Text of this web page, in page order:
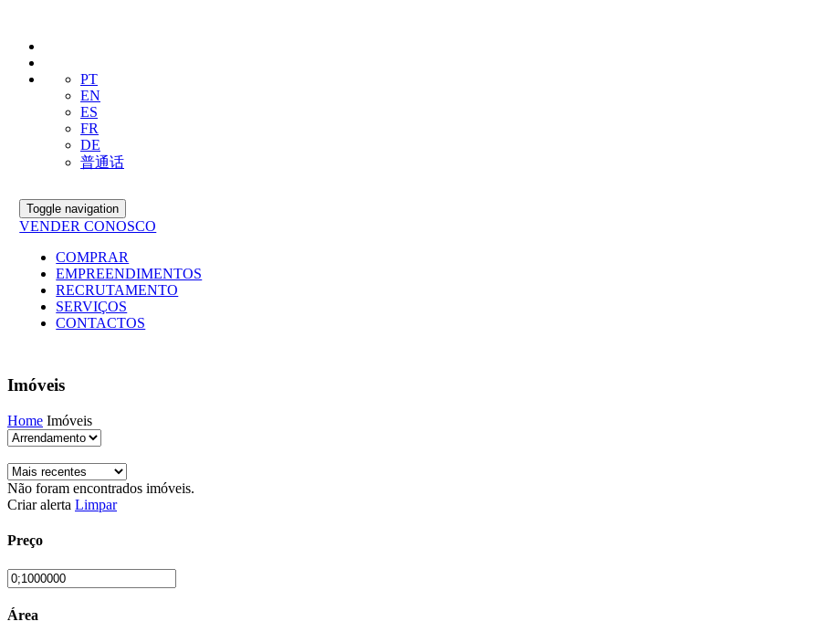
PT
EN
ES
FR
DE
普通话
Toggle navigation
VENDER CONOSCO
COMPRAR
EMPREENDIMENTOS
RECRUTAMENTO
SERVIÇOS
CONTACTOS
Imóveis
Home Imóveis
Não foram encontrados imóveis.
Criar alerta Limpar
Preço
Área